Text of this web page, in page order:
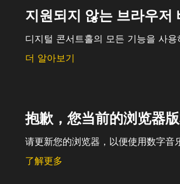
지원되지 않는 브라우저
디지털 콘서트홀의 모든 기능을 사
더 알아보기
抱歉，您当前的浏览器
请更新您的浏览器，以便使用数字音
了解更多